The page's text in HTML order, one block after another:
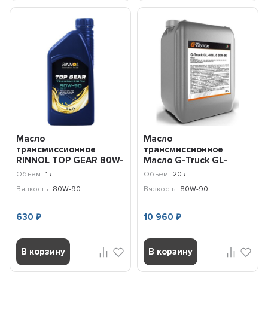
Масло
трансмиссионное
RINNOL TOP GEAR 80W-
90 GL5 (1л) 192216
Объем: 1 л
Вязкость: 80W-90
630₽
В корзину
Масло
трансмиссионное
Масло G-Truck GL-
4/GL-5 80W-90 (20л)
Объем: 20 л
Вязкость: 80W-90
10 960 ₽
В корзину